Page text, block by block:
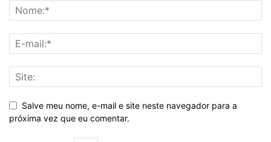
Salve meu nome, e-mail e site neste navegador para a
próxima vez que eu comentar.